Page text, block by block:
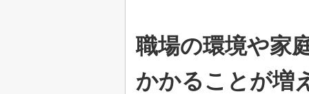
職場の環境や家
かかることが増